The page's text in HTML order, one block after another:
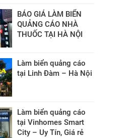
BÁO GIÁ LÀM BIỂN
QUẢNG CÁO NHÀ
THUỐC TẠI HÀ NỘI
Làm biển quảng cáo
tại Linh Đàm – Hà Nội
Làm biển quảng cáo
tại Vinhomes Smart
City – Uy Tín, Giá rẻ